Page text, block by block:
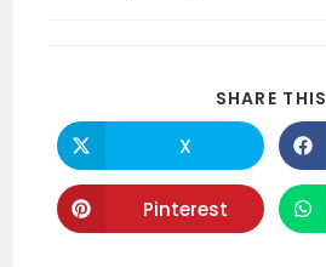
SHARE THIS
Opens
in
a
new
window
X
Opens
in
Pinterest